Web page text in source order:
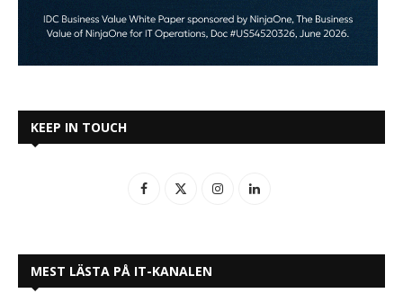
KEEP IN TOUCH
MEST LÄSTA PÅ IT-KANALEN